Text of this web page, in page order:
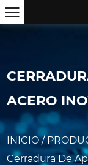
ACERO
INICIO/
Cerradura De